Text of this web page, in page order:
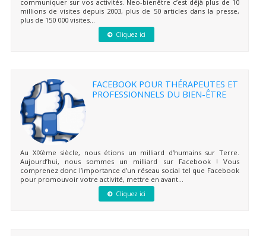
communiquer sur vos activités. Neo-bienêtre c’est déjà plus de 10
millions de visites depuis 2003, plus de 50 articles dans la presse,
plus de 150 000 visites...
Cliquez ici
FACEBOOK POUR THÉRAPEUTES ET
PROFESSIONNELS DU BIEN-ÊTRE
Au XIXème siècle, nous étions un milliard d’humains sur Terre.
Aujourd’hui, nous sommes un milliard sur Facebook ! Vous
comprenez donc l’importance d’un réseau social tel que Facebook
pour promouvoir votre activité, mettre en avant...
Cliquez ici